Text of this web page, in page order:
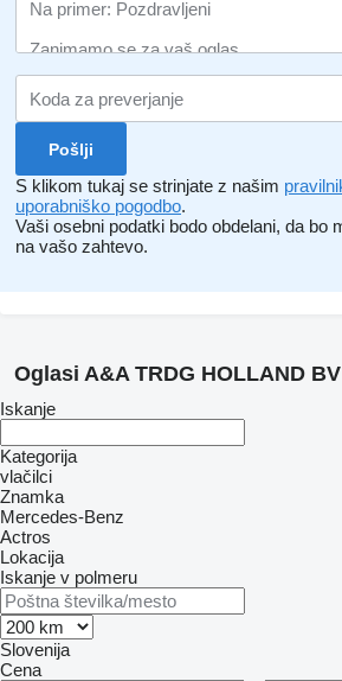
S klikom tukaj se strinjate z našim
uporabniško pogodbo.
Vaši osebni podatki bodo obdelani, da bo
na vašo zahtevo.
Oglasi A&A TRDG HOLLAND BV
Iskanje
Kategorija
vlačilci
Znamka
Mercedes-Benz
Actros
Lokacija
Iskanje v polmeru
Slovenija
Cena